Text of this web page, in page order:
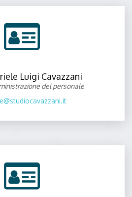
Luigi Cavazzani
del personale